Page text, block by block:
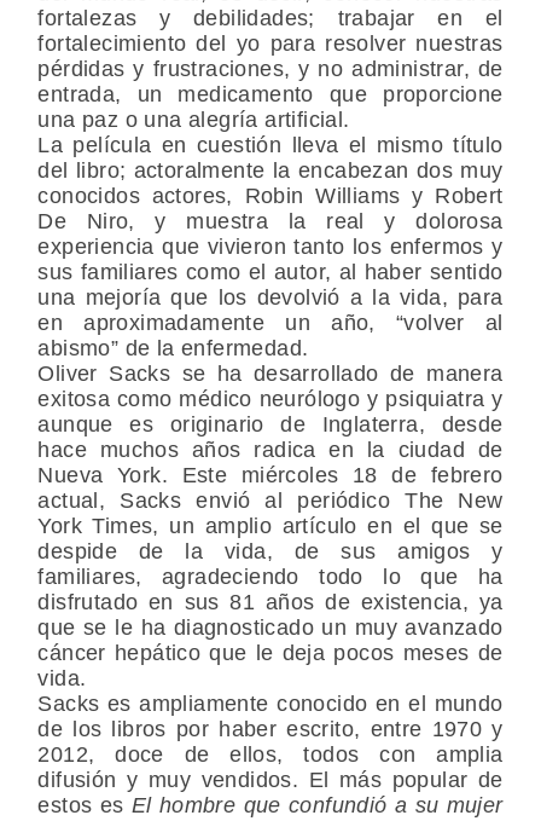
fortalezas y debilidades; trabajar en el
fortalecimiento del yo para resolver nuestras
pérdidas y frustraciones, y no administrar, de
entrada, un medicamento que proporcione
una paz o una alegría artificial.
La película en cuestión lleva el mismo título
del libro; actoralmente la encabezan dos muy
conocidos actores, Robin Williams y Robert
De Niro, y muestra la real y dolorosa
experiencia que vivieron tanto los enfermos y
sus familiares como el autor, al haber sentido
una mejoría que los devolvió a la vida, para
en aproximadamente un año, “volver al
abismo” de la enfermedad.
Oliver Sacks se ha desarrollado de manera
exitosa como médico neurólogo y psiquiatra y
aunque es originario de Inglaterra, desde
hace muchos años radica en la ciudad de
Nueva York. Este miércoles 18 de febrero
actual, Sacks envió al periódico The New
York Times, un amplio artículo en el que se
despide de la vida, de sus amigos y
familiares, agradeciendo todo lo que ha
disfrutado en sus 81 años de existencia, ya
que se le ha diagnosticado un muy avanzado
cáncer hepático que le deja pocos meses de
vida.
Sacks es ampliamente conocido en el mundo
de los libros por haber escrito, entre 1970 y
2012, doce de ellos, todos con amplia
difusión y muy vendidos. El más popular de
estos es El hombre que confundió a su mujer